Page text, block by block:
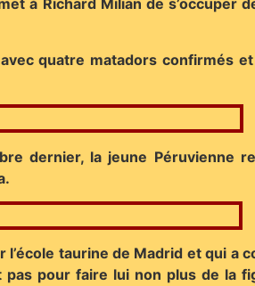
à Richard Milian de s’occuper
quatre matadors confirmés
dernier, la jeune Péruvienne
taurine de Madrid et qui
pour faire lui non plus de la